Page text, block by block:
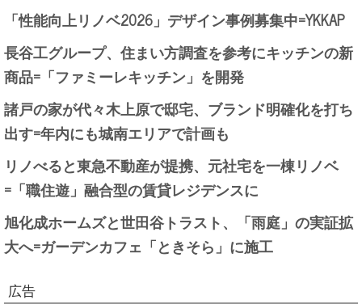
「性能向上リノベ2026」デザイン事例募集中=YKKAP
長谷工グループ、住まい方調査を参考にキッチンの新
商品=「ファミーレキッチン」を開発
諸戸の家が代々木上原で邸宅、ブランド明確化を打ち
出す=年内にも城南エリアで計画も
リノべると東急不動産が提携、元社宅を一棟リノベ
=「職住遊」融合型の賃貸レジデンスに
旭化成ホームズと世田谷トラスト、「雨庭」の実証拡
大へ=ガーデンカフェ「ときそら」に施工
広告